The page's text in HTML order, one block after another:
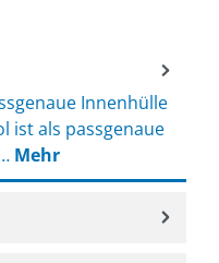
Innenhülle
ist als passgenaue
Mehr